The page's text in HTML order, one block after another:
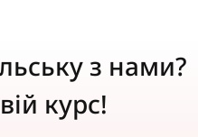
з нами?
курс!